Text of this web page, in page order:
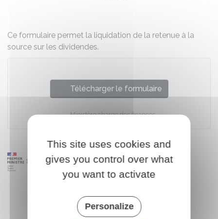
Ce formulaire permet la liquidation de la retenue à la
source sur les dividendes.
Télécharger le formulaire
Ministère chargé des finances
This site uses cookies and
gives you control over what
you want to activate
Personalize